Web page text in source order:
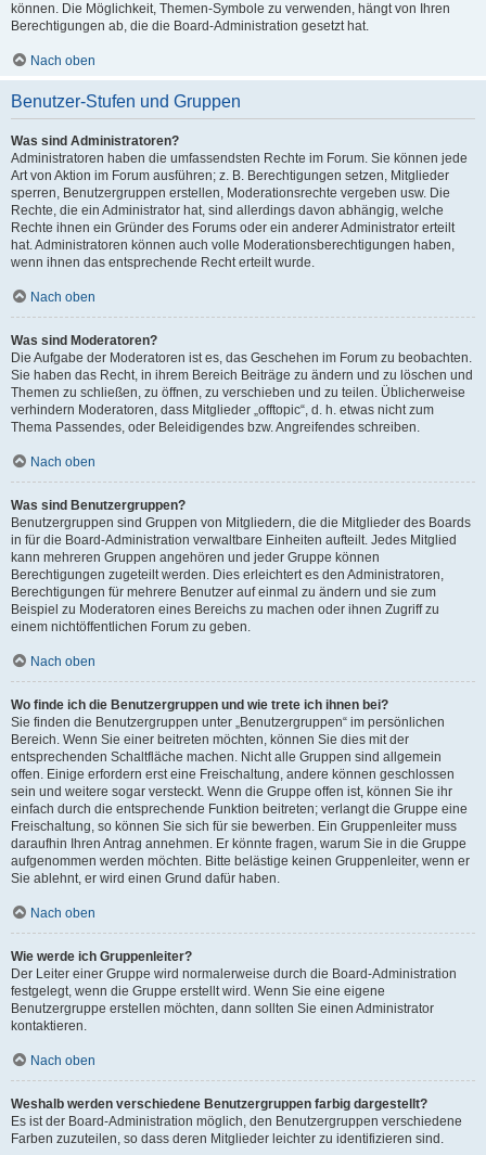
können. Die Möglichkeit, Themen-Symbole zu verwenden, hängt von Ihren
Berechtigungen ab, die die Board-Administration gesetzt hat.
Nach oben
Benutzer-Stufen und Gruppen
Was sind Administratoren?
Administratoren haben die umfassendsten Rechte im Forum. Sie können jede
Art von Aktion im Forum ausführen; z. B. Berechtigungen setzen, Mitglieder
sperren, Benutzergruppen erstellen, Moderationsrechte vergeben usw. Die
Rechte, die ein Administrator hat, sind allerdings davon abhängig, welche
Rechte ihnen ein Gründer des Forums oder ein anderer Administrator erteilt
hat. Administratoren können auch volle Moderationsberechtigungen haben,
wenn ihnen das entsprechende Recht erteilt wurde.
Nach oben
Was sind Moderatoren?
Die Aufgabe der Moderatoren ist es, das Geschehen im Forum zu beobachten.
Sie haben das Recht, in ihrem Bereich Beiträge zu ändern und zu löschen und
Themen zu schließen, zu öffnen, zu verschieben und zu teilen. Üblicherweise
verhindern Moderatoren, dass Mitglieder „offtopic“, d. h. etwas nicht zum
Thema Passendes, oder Beleidigendes bzw. Angreifendes schreiben.
Nach oben
Was sind Benutzergruppen?
Benutzergruppen sind Gruppen von Mitgliedern, die die Mitglieder des Boards
in für die Board-Administration verwaltbare Einheiten aufteilt. Jedes Mitglied
kann mehreren Gruppen angehören und jeder Gruppe können
Berechtigungen zugeteilt werden. Dies erleichtert es den Administratoren,
Berechtigungen für mehrere Benutzer auf einmal zu ändern und sie zum
Beispiel zu Moderatoren eines Bereichs zu machen oder ihnen Zugriff zu
einem nichtöffentlichen Forum zu geben.
Nach oben
Wo finde ich die Benutzergruppen und wie trete ich ihnen bei?
Sie finden die Benutzergruppen unter „Benutzergruppen“ im persönlichen
Bereich. Wenn Sie einer beitreten möchten, können Sie dies mit der
entsprechenden Schaltfläche machen. Nicht alle Gruppen sind allgemein
offen. Einige erfordern erst eine Freischaltung, andere können geschlossen
sein und weitere sogar versteckt. Wenn die Gruppe offen ist, können Sie ihr
einfach durch die entsprechende Funktion beitreten; verlangt die Gruppe eine
Freischaltung, so können Sie sich für sie bewerben. Ein Gruppenleiter muss
daraufhin Ihren Antrag annehmen. Er könnte fragen, warum Sie in die Gruppe
aufgenommen werden möchten. Bitte belästige keinen Gruppenleiter, wenn er
Sie ablehnt, er wird einen Grund dafür haben.
Nach oben
Wie werde ich Gruppenleiter?
Der Leiter einer Gruppe wird normalerweise durch die Board-Administration
festgelegt, wenn die Gruppe erstellt wird. Wenn Sie eine eigene
Benutzergruppe erstellen möchten, dann sollten Sie einen Administrator
kontaktieren.
Nach oben
Weshalb werden verschiedene Benutzergruppen farbig dargestellt?
Es ist der Board-Administration möglich, den Benutzergruppen verschiedene
Farben zuzuteilen, so dass deren Mitglieder leichter zu identifizieren sind.